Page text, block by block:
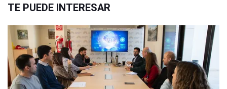
TE PUEDE INTERESAR